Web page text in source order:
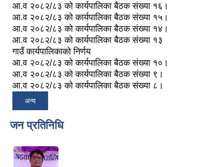
आ.व २०८२/८३ को कार्यपालिका बैठक संख्या १६।
आ.व २०८२/८३ को कार्यपालिका बैठक संख्या १५।
आ.व २०८२/८३ को कार्यपालिका बैठक संख्या १४।
आ.व २०८२/८३ को कार्यपालिका बैठक संख्या १३
गाउँ कार्यपालिकाको निर्णय
आ.व २०८२/८३ को कार्यपालिका बैठक संख्या १०।
आ.व २०८२/८३ को कार्यपालिका बैठक संख्या ९।
आ.व २०८२/८३ को कार्यपालिका बैठक संख्या ८।
अन्य
जन प्रतिनिधि